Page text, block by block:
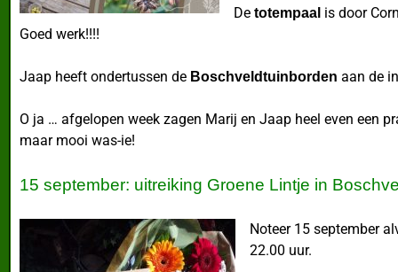
De totempaal is door
Goed werk!!!!
Jaap heeft ondertussen de Boschveldtuinborden aan de
O ja … afgelopen week zagen Marij en Jaap heel even een
maar mooi was-ie!
15 september: uitreiking Groene Lintje in
Noteer 15 september
22.00 uur.